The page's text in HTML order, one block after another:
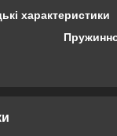
характеристики